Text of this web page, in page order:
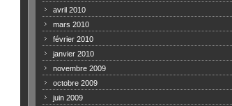
avril 2010
mars 2010
février 2010
janvier 2010
novembre 2009
octobre 2009
juin 2009